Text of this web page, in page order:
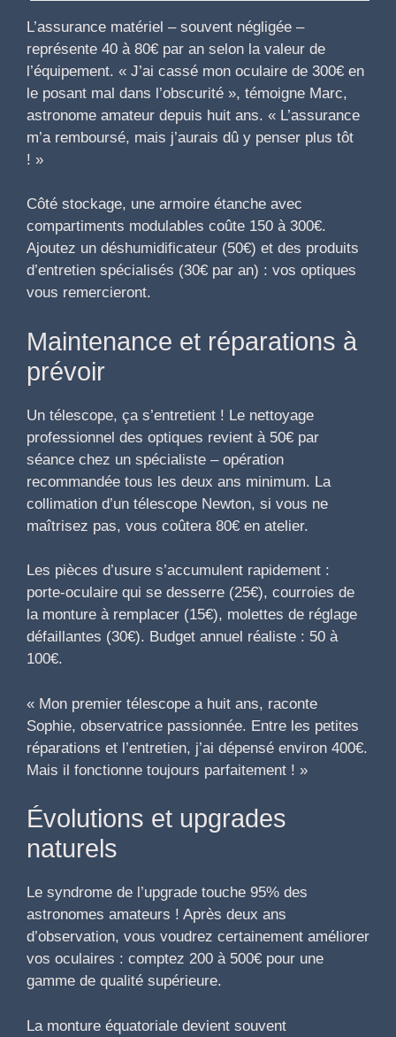
L’assurance matériel – souvent négligée –
représente 40 à 80€ par an selon la valeur de
l’équipement. « J’ai cassé mon oculaire de 300€ en
le posant mal dans l’obscurité », témoigne Marc,
astronome amateur depuis huit ans. « L’assurance
m’a remboursé, mais j’aurais dû y penser plus tôt
! »
Côté stockage, une armoire étanche avec
compartiments modulables coûte 150 à 300€.
Ajoutez un déshumidificateur (50€) et des produits
d’entretien spécialisés (30€ par an) : vos optiques
vous remercieront.
Maintenance et réparations à
prévoir
Un télescope, ça s’entretient ! Le nettoyage
professionnel des optiques revient à 50€ par
séance chez un spécialiste – opération
recommandée tous les deux ans minimum. La
collimation d’un télescope Newton, si vous ne
maîtrisez pas, vous coûtera 80€ en atelier.
Les pièces d’usure s’accumulent rapidement :
porte-oculaire qui se desserre (25€), courroies de
la monture à remplacer (15€), molettes de réglage
défaillantes (30€). Budget annuel réaliste : 50 à
100€.
« Mon premier télescope a huit ans, raconte
Sophie, observatrice passionnée. Entre les petites
réparations et l’entretien, j’ai dépensé environ 400€.
Mais il fonctionne toujours parfaitement ! »
Évolutions et upgrades
naturels
Le syndrome de l’upgrade touche 95% des
astronomes amateurs ! Après deux ans
d’observation, vous voudrez certainement améliorer
vos oculaires : comptez 200 à 500€ pour une
gamme de qualité supérieure.
La monture équatoriale devient souvent